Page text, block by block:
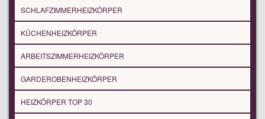
SCHLAFZIMMERHEIZKÖRPER
KÜCHENHEIZKÖRPER
ARBEITSZIMMERHEIZKÖRPER
GARDEROBENHEIZKÖRPER
HEIZKÖRPER TOP 30